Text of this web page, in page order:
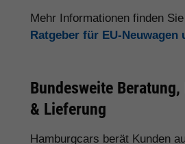
Mehr Informationen finden
Ratgeber für EU-Neuwagen
Bundesweite
& Lieferung
Hamburgcars berät Kunden